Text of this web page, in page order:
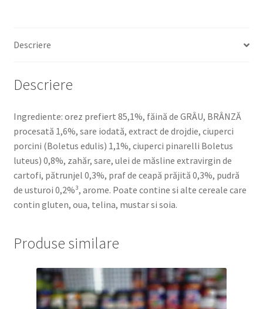
Descriere
Descriere
Ingrediente: orez prefiert 85,1%, făină de GRÂU, BRÂNZĂ
procesată 1,6%, sare iodată, extract de drojdie, ciuperci
porcini (Boletus edulis) 1,1%, ciuperci pinarelli Boletus
luteus) 0,8%, zahăr, sare, ulei de măsline extravirgin de
cartofi, pătrunjel 0,3%, praf de ceapă prăjită 0,3%, pudră
de usturoi 0,2%³, arome. Poate contine si alte cereale care
contin gluten, oua, telina, mustar si soia.
Produse similare